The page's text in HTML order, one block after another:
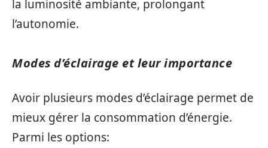
la luminosité ambiante, prolongant
l’autonomie.
Modes d’éclairage et leur importance
Avoir plusieurs modes d’éclairage permet de
mieux gérer la consommation d’énergie.
Parmi les options: